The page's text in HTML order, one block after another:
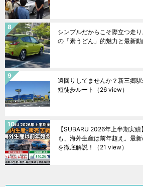
シンプルだからこそ際立つ走
の「素うどん」的魅力と最新動
遠回りしてませんか？新三郷
短徒歩ルート
（26 view）
【SUBARU 2026年上半期実
も、海外生産は前年超え。最
を徹底解説！
（21 view）